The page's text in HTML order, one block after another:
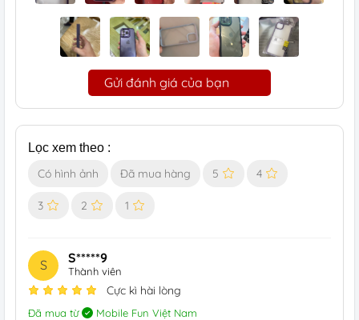
Gửi đánh giá của bạn
Lọc xem theo :
Có hình ảnh Đã mua hàng 5 4
3 2 1
S S*****9
Thành viên
Cực kì hài lòng
Đã mua từ Mobile Fun Việt Nam